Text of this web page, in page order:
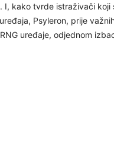
I, kako tvrde istraživači koji
Psyleron, prije
uređaje, odjednom